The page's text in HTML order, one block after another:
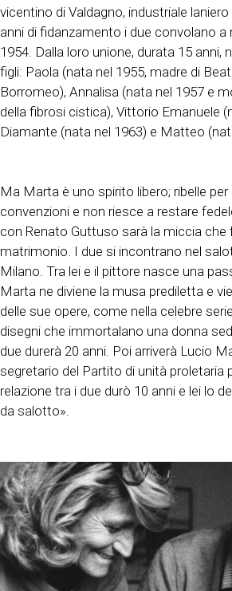
vicentino di Valdagno, industriale
anni di fidanzamento i due convolano a
1954. Dalla loro unione, durata 15 anni,
figli: Paola (nata nel 1955, madre di
Borromeo), Annalisa (nata nel 1957 e
della fibrosi cistica), Vittorio Emanuele
Diamante (nata nel 1963) e Matteo
Ma Marta è uno spirito libero; ribelle per
convenzioni e non riesce a restare
con Renato Guttuso sarà la miccia che
matrimonio. I due si incontrano nel
Milano. Tra lei e il pittore nasce una
Marta ne diviene la musa prediletta e
delle sue opere, come nella celebre
disegni che immortalano una donna
due durerà 20 anni. Poi arriverà Lucio
segretario del Partito di unità proletaria
relazione tra i due durò 10 anni e lei lo
da salotto».